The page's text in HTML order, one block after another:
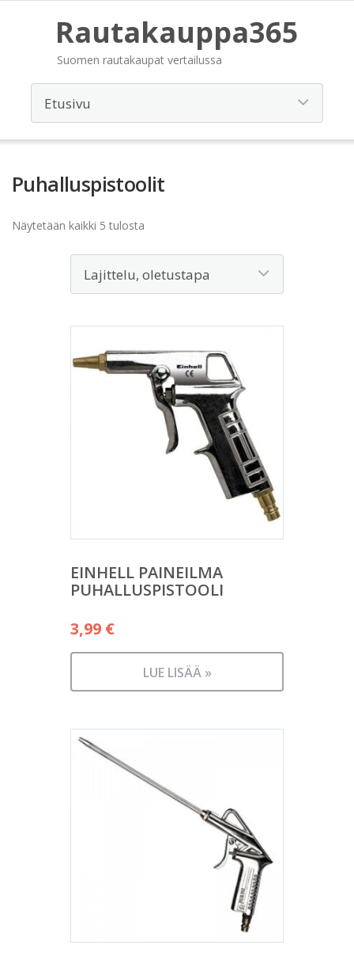
Rautakauppa365
Suomen rautakaupat vertailussa
Puhalluspistoolit
Näytetään kaikki 5 tulosta
EINHELL PAINEILMA
PUHALLUSPISTOOLI
3,99 €
LUE LISÄÄ »